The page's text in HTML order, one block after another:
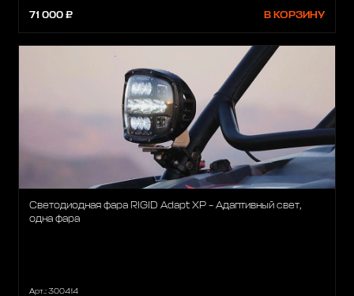
71 000 ₽ В КОРЗИНУ
Светодиодная фара RIGID Adapt XP – Адаптивный свет,
одна фара
Арт.: 300414